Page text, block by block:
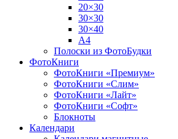
20×30
30×30
30×40
A4
Полоски из ФотоБудки
ФотоКниги
ФотоКниги «Премиум»
ФотоКниги «Слим»
ФотоКниги «Лайт»
ФотоКниги «Софт»
Блокноты
Календари